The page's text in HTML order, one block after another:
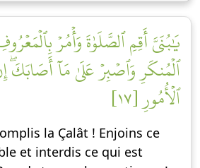
يَٰبُنَيَّ أَقِمِ ٱلصَّلَوٰةَ وَأۡمُرۡ
ٱلۡمُنكَرِ وَٱصۡبِرۡ عَلَىٰ مَآ
ٱلۡأُمُورِ [١٧]
la Çalât ! Enjoins ce
et interdis ce qui est